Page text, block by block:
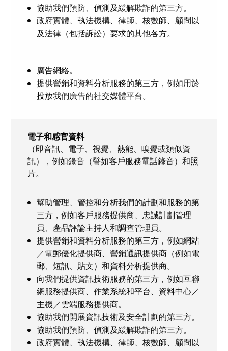
協助我們預防、偵測及緩解欺詐的第三方。
政府實體、執法機構、律師、核數師、顧問以
及法律（包括訴訟）要求的其他各方。
廣告網絡。
提供營銷和資料分析服務的第三方，例如用於
投放我們廣告的社交媒體平台。
電子和感官資料
（即音訊、電子、視覺、熱能、嗅覺或類似資
訊），例如錄音（譬如客戶服務電話錄音）和照
片。
幫助管理、管控和分析我們的計劃和服務的第
三方，例如客戶服務提供商、忠誠計劃管理
員、產品評論主持人和調查管理員。
提供營銷和資料分析服務的第三方，例如網站
／電郵優化提供商、營銷通訊提供商（例如電
郵、短訊、貼文）和資料分析提供商。
向我們提供資訊技術服務的第三方，例如互聯
網服務提供商、作業系統和平台、資料中心／
主機／雲端服務提供商。
協助我們開展資訊技術及安全計劃的第三方。
協助我們預防、偵測及緩解欺詐的第三方。
政府實體、執法機構、律師、核數師、顧問以